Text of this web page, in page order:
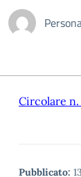
Circolare n.
Pubblicato: